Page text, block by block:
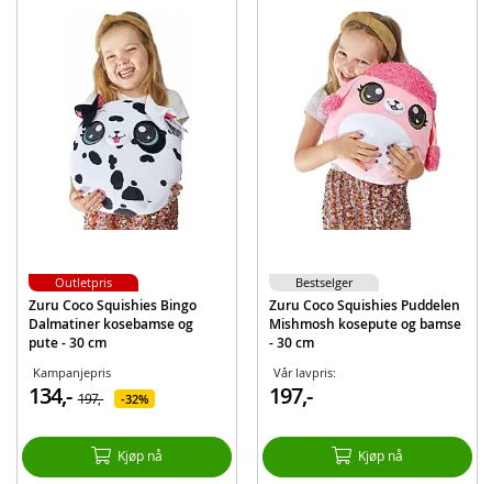
Zuru Coco Squishies Bingo
Dalmatiner kosebamse og
pute - 30 cm
Kampanjepris
134,- 197,- 32%
Kjøp nå
Outletpris
Zuru Coco Squishies Puddelen
Mishmosh kosepute og bamse
- 30 cm
Vår lavpris:
197,-
Kjøp nå
Bestselger